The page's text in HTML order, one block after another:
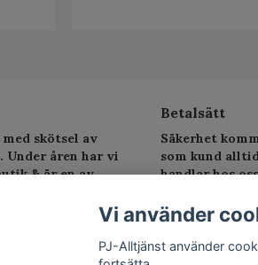
skötsel av
Under åren har vi
& är en av
Betalsätt
Säkerhet
som kund
handlar hos
Vi använder
PJ-Alltjänst använder